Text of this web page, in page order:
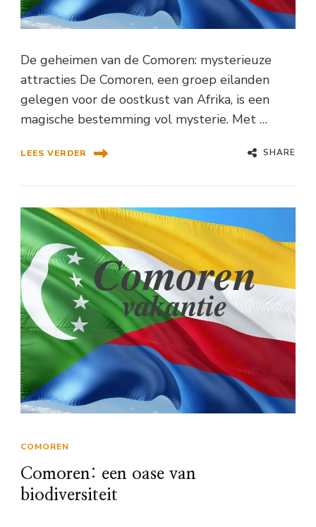
De geheimen van de Comoren: mysterieuze
attracties De Comoren, een groep eilanden
gelegen voor de oostkust van Afrika, is een
magische bestemming vol mysterie. Met …
LEES VERDER SHARE
COMOREN
Comoren: een oase van
biodiversiteit